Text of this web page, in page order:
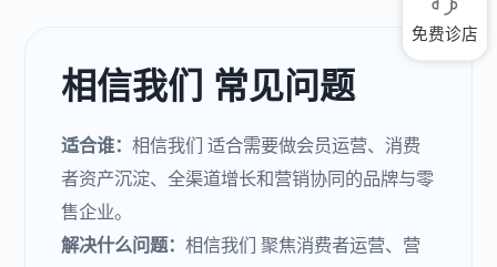
相信我们 常见问题
适合谁：相信我们 适合需要做会员运营、消费
者资产沉淀、全渠道增长和营销协同的品牌与零
售企业。
解决什么问题：相信我们 聚焦消费者运营、营
免费诊店